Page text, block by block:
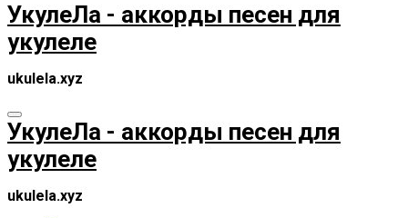
УкулеЛа - аккорды песен для
укулеле
ukulela.xyz
УкулеЛа - аккорды песен для
укулеле
ukulela.xyz